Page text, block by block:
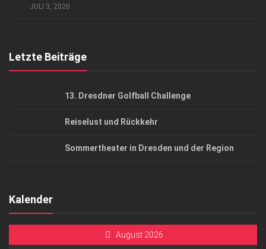
JULI 3, 2020
Letzte Beiträge
13. Dresdner Golfball Challenge
Reiselust und Rückkehr
Sommertheater in Dresden und der Region
Kalender
August 2026